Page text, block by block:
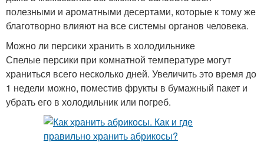
полезными и ароматными десертами, которые к тому же
благотворно влияют на все системы органов человека.
Можно ли персики хранить в холодильнике
Спелые персики при комнатной температуре могут
храниться всего несколько дней. Увеличить это время до
1 недели можно, поместив фрукты в бумажный пакет и
убрать его в холодильник или погреб.